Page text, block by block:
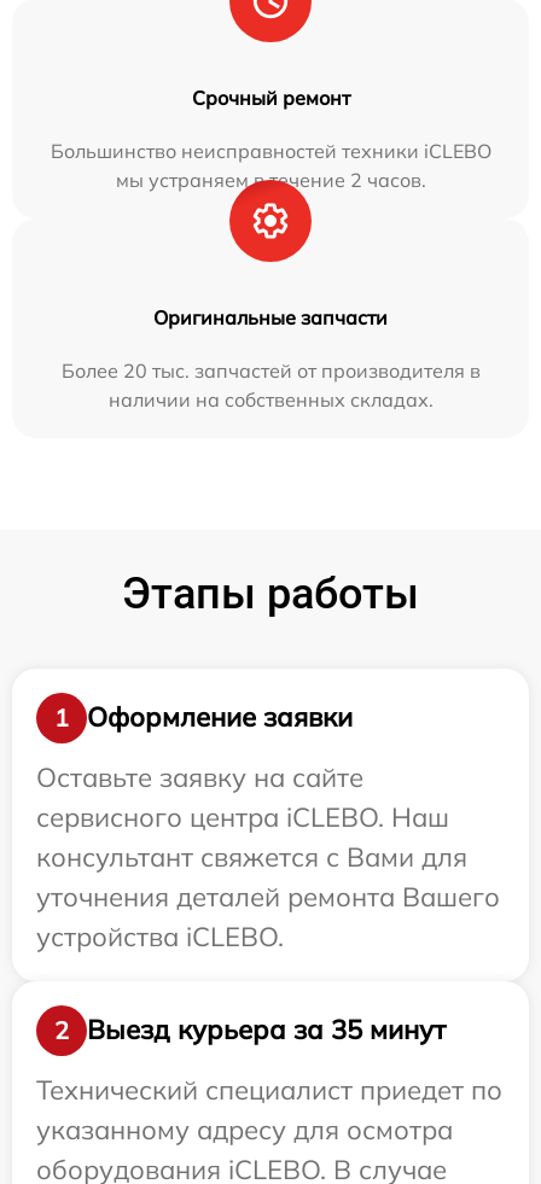
Срочный ремонт
Большинство неисправностей техники iCLEBO
мы устраняем в течение 2 часов.
Оригинальные запчасти
Более 20 тыс. запчастей от производителя в
наличии на собственных складах.
Этапы работы
1
Оформление заявки
Оставьте заявку на сайте
сервисного центра iCLEBO. Наш
консультант свяжется с Вами для
уточнения деталей ремонта Вашего
устройства iCLEBO.
2
Выезд курьера за 35 минут
Технический специалист приедет по
указанному адресу для осмотра
оборудования iCLEBO. В случае